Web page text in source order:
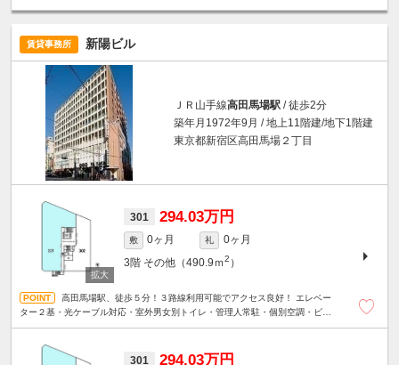
賃貸事務所 新陽ビル
ＪＲ山手線高田馬場駅 / 徒歩2分
築年月1972年9月 / 地上11階建/地下1階建
東京都新宿区高田馬場２丁目
301 294.03万円
敷 0ヶ月 礼
0ヶ月
3階 その他（490.9ｍ2 ）
高田馬場駅、徒歩５分！３路線利用可能でアクセス良好！ エレベー
ター２基・光ケーブル対応・室外男女別トイレ・管理人常駐・個別空調・ビル
301 294.03万円